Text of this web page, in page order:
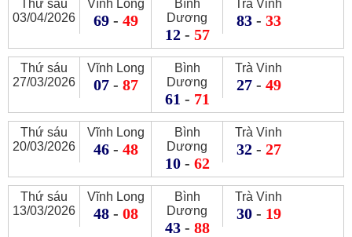
Thứ sáu
03/04/2026
Vĩnh Long
69- 49
Bình
Dương
12- 57
Trà Vinh
83- 33
Thứ sáu
27/03/2026
Vĩnh Long
07- 87
Bình
Dương
61 - 71
Trà Vinh
27- 49
Thứ sáu
20/03/2026
Vĩnh Long
46- 48
Bình
Dương
10- 62
Trà Vinh
32- 27
Thứ sáu
13/03/2026
Vĩnh Long
48- 08
Bình
Dương
43- 88
Trà Vinh
30- 19